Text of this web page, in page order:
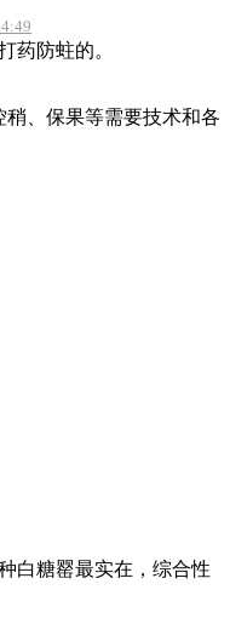
药防蛀的。
、保果等需要技术和各
白糖罂最实在，综合性